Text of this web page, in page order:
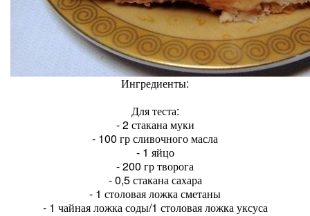
Ингредиенты:
Для теста:
- 2 стакана муки
- 100 гр сливочного масла
- 1 яйцо
- 200 гр творога
- 0,5 стакана сахара
- 1 столовая ложка сметаны
- 1 чайная ложка соды/1 столовая ложка уксуса